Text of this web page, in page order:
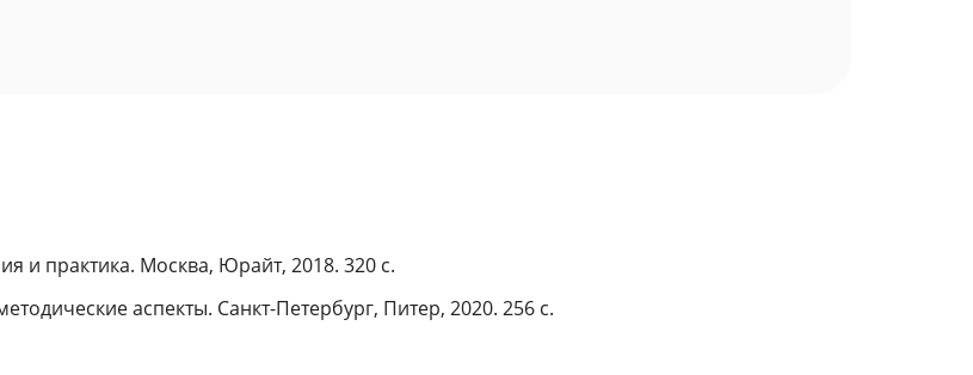
и практика. Москва, Юрайт, 2018. 320 с.
аспекты. Санкт-Петербург, Питер, 2020. 256 с.